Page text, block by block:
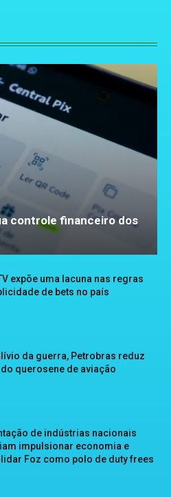
controle financeiro dos
expõe uma lacuna nas regras
de bets no país
da guerra, Petrobras reduz
querosene de aviação
de indústrias nacionais
impulsionar economia e
Foz como polo de duty frees